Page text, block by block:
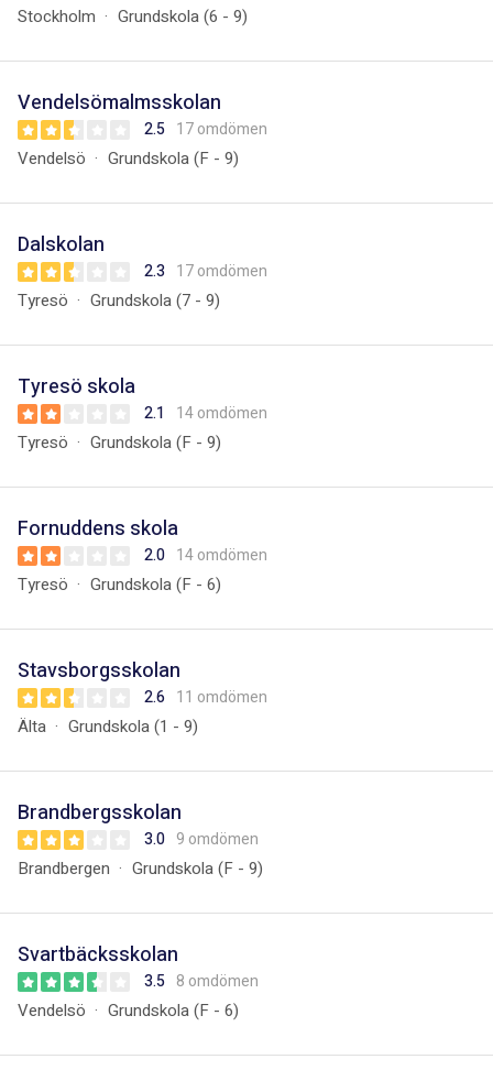
Stockholm Grundskola (6 - 9)
Vendelsömalmsskolan
2.5 17 omdömen
Vendelsö Grundskola (F - 9)
Dalskolan
2.3 17 omdömen
Tyresö Grundskola (7 - 9)
Tyresö skola
2.1 14 omdömen
Tyresö Grundskola (F - 9)
Fornuddens skola
2.0 14 omdömen
Tyresö Grundskola (F - 6)
Stavsborgsskolan
2.6 11 omdömen
Älta Grundskola (1 - 9)
Brandbergsskolan
3.0 9 omdömen
Brandbergen Grundskola (F - 9)
Svartbäcksskolan
3.5 8 omdömen
Vendelsö Grundskola (F - 6)